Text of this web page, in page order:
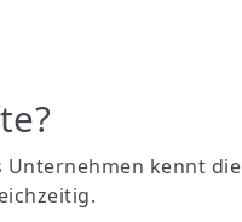
Unternehmen kennt die